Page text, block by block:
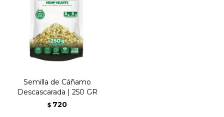
Semilla de Cáñamo
Descascarada | 250 GR
$ 720